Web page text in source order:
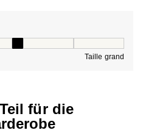
Taille grand
für die